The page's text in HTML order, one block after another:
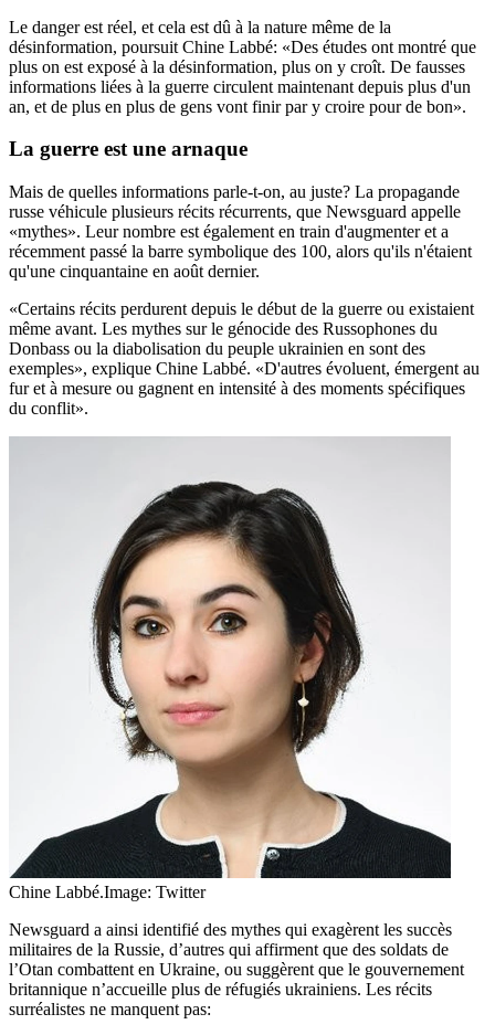
Le danger est réel, et cela est dû à la nature même de la
désinformation, poursuit Chine Labbé: «Des études ont montré que
plus on est exposé à la désinformation, plus on y croît. De fausses
informations liées à la guerre circulent maintenant depuis plus d'un
an, et de plus en plus de gens vont finir par y croire pour de bon».
La guerre est une arnaque
Mais de quelles informations parle-t-on, au juste? La propagande
russe véhicule plusieurs récits récurrents, que Newsguard appelle
«mythes». Leur nombre est également en train d'augmenter et a
récemment passé la barre symbolique des 100, alors qu'ils n'étaient
qu'une cinquantaine en août dernier.
«Certains récits perdurent depuis le début de la guerre ou existaient
même avant. Les mythes sur le génocide des Russophones du
Donbass ou la diabolisation du peuple ukrainien en sont des
exemples», explique Chine Labbé. «D'autres évoluent, émergent au
fur et à mesure ou gagnent en intensité à des moments spécifiques
du conflit».
Chine Labbé.Image: Twitter
Newsguard a ainsi identifié des mythes qui exagèrent les succès
militaires de la Russie, d’autres qui affirment que des soldats de
l’Otan combattent en Ukraine, ou suggèrent que le gouvernement
britannique n’accueille plus de réfugiés ukrainiens. Les récits
surréalistes ne manquent pas: